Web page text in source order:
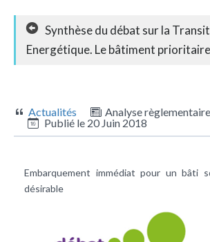
Synthèse du débat sur la
Energétique. Le bâtiment prioritaire
Actualités
Analyse règlementaire
Publié le 20 Juin 2018
Embarquement immédiat pour un bâti
désirable